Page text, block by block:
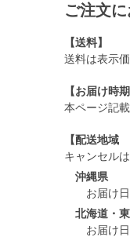
ご注文
【送料】
送料は表示
【お届け時期
本ページ記
【配送地域
キャンセル
沖縄県
お届け
北海道・
お届け